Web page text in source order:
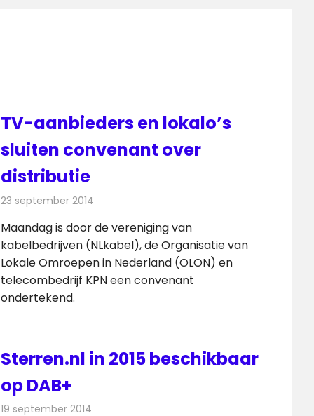
TV-aanbieders en lokalo’s
sluiten convenant over
distributie
23 september 2014
Maandag is door de vereniging van
kabelbedrijven (NLkabel), de Organisatie van
Lokale Omroepen in Nederland (OLON) en
telecombedrijf KPN een convenant
ondertekend.
Sterren.nl in 2015 beschikbaar
op DAB+
19 september 2014